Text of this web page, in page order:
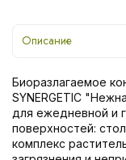
Описание
Биоразлагаемое
SYNERGETIC
для ежедневной и
поверхностей:
комплекс